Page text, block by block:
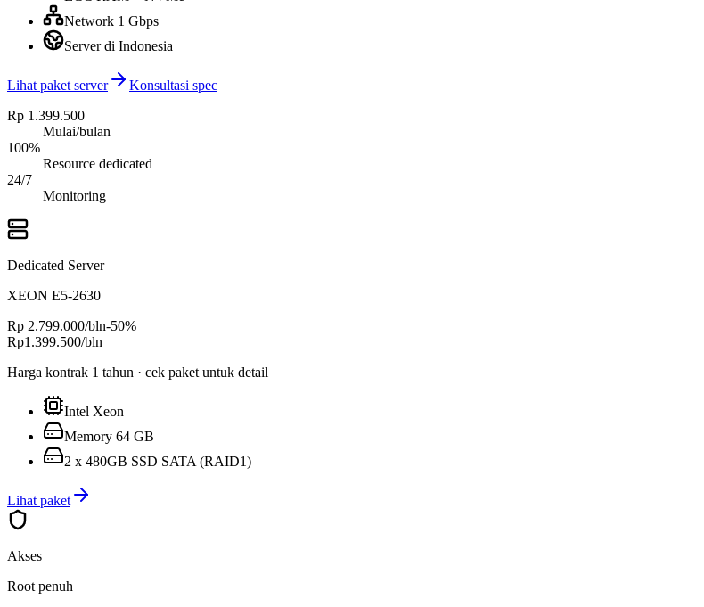
Network 1 Gbps
Server di Indonesia
Lihat paket server
Konsultasi spec
Rp 1.399.500
Mulai/bulan
100%
Resource dedicated
24/7
Monitoring
Dedicated Server
XEON E5-2630
Rp 2.799.000/bln-50%
Rp1.399.500/bln
Harga kontrak 1 tahun · cek paket untuk detail
Intel Xeon
Memory 64 GB
2 x 480GB SSD SATA (RAID1)
Lihat paket
Akses
Root penuh